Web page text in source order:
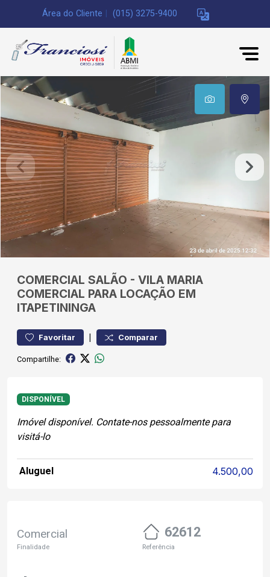
Área do Cliente (015) 3275-9400
COMERCIAL SALÃO - VILA MARIA
COMERCIAL PARA LOCAÇÃO EM
ITAPETININGA
Favoritar | Comparar
Compartilhe:
DISPONÍVEL
Imóvel disponível. Contate-nos pessoalmente para
visitá-lo
Aluguel 4.500,00
Comercial
Finalidade
62612
Referência